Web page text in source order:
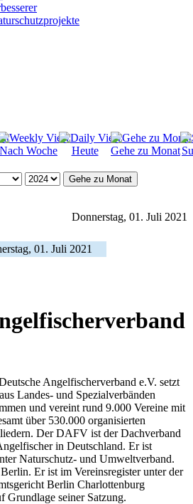
Nach Woche Heute Gehe zu Monat
Gehe zu Monat
Donnerstag, 01. Juli 2021
01. Juli 2021
Angelfischerverband e.V. setzt
Landes- und Spezialverbänden
und vereint rund 9.000 Vereine mit
über 530.000 organisierten
Der DAFV ist der Dachverband
in Deutschland. Er ist
Naturschutz- und Umweltverband.
Er ist im Vereinsregister unter der
Berlin Charlottenburg
Grundlage seiner Satzung.